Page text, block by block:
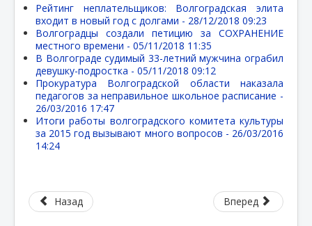
Рейтинг неплательщиков: Волгоградская элита
входит в новый год с долгами - 28/12/2018 09:23
Волгоградцы создали петицию за СОХРАНЕНИЕ
местного времени - 05/11/2018 11:35
В Волгограде судимый 33-летний мужчина ограбил
девушку-подростка - 05/11/2018 09:12
Прокуратура Волгоградской области наказала
педагогов за неправильное школьное расписание -
26/03/2016 17:47
Итоги работы волгоградского комитета культуры
за 2015 год вызывают много вопросов - 26/03/2016
14:24
Назад Вперед